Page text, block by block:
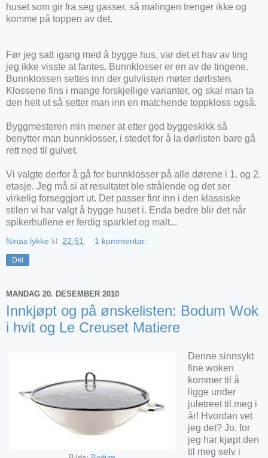
huset som gir fra seg gasser, så malingen trenger ikke og
komme på toppen av det.
Før jeg satt igang med å bygge hus, var det et hav av ting
jeg ikke visste at fantes. Bunnklosser er en av de tingene.
Bunnklossen settes inn der gulvlisten møter dørlisten.
Klossene fins i mange forskjellige varianter, og skal man ta
den helt ut så setter man inn en matchende toppkloss også.
Byggmesteren min mener at etter god byggeskikk så
benytter man bunnklosser, i stedet for å la dørlisten bare gå
rett ned til gulvet.
Vi valgte derfor å gå for bunnklosser på alle dørene i 1. og 2.
etasje. Jeg må si at resultatet ble strålende og det ser
virkelig forseggjort ut. Det passer fint inn i den klassiske
stilen vi har valgt å bygge huset i. Enda bedre blir det når
spikerhullene er ferdig sparklet og malt...
Ninas lykke kl. 22:51 1 kommentar:
Del
MANDAG 20. DESEMBER 2010
Innkjøpt og på ønskelisten: Bodum Wok
i hvit og Le Creuset Matiere
Denne sinnsykt
fine woken
kommer til å
ligge under
juletreet til meg i
år! Hvordan vet
jeg det? Jo, for
jeg har kjøpt den
til meg selv i